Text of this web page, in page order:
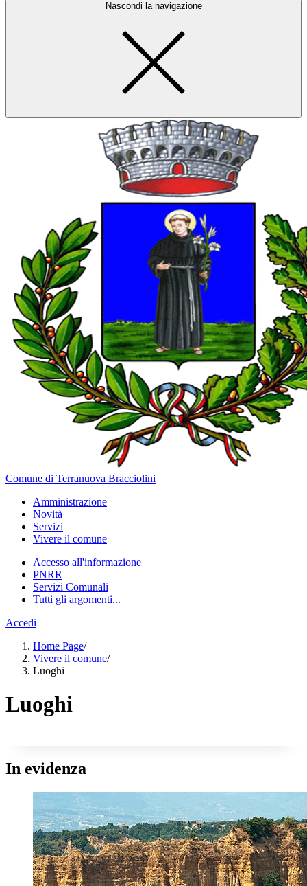
Nascondi la navigazione
Comune di Terranuova Bracciolini
Amministrazione
Novità
Servizi
Vivere il comune
Accesso all'informazione
PNRR
Servizi Comunali
Tutti gli argomenti...
Accedi
Home Page/
Vivere il comune/
Luoghi
Luoghi
In evidenza